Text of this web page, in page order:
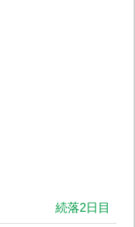
続落2日目